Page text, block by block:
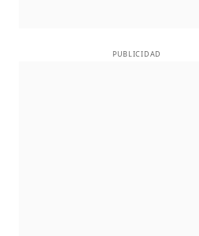
PUBLICIDAD